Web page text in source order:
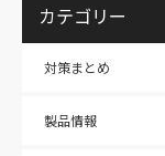
カテゴリー
対策まとめ
製品情報